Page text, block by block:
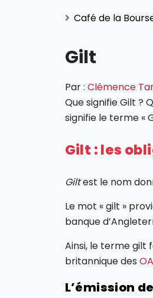
Café de la
Gilt
Par : Clémence
Que signifie Gilt ?
signifie le terme «
Gilt : les
Giltest le nom
Le mot « gilt »
banque
Ainsi, le terme gilt
britannique des
L’émission